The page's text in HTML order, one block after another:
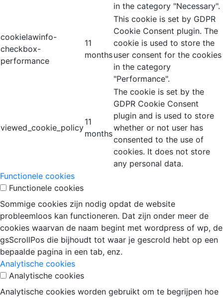
in the category "Necessary".
cookielawinfo-
checkbox-
performance
11
months
This cookie is set by GDPR
Cookie Consent plugin. The
cookie is used to store the
user consent for the cookies
in the category
"Performance".
viewed_cookie_policy
11
months
The cookie is set by the
GDPR Cookie Consent
plugin and is used to store
whether or not user has
consented to the use of
cookies. It does not store
any personal data.
Functionele cookies
Functionele cookies
Sommige cookies zijn nodig opdat de website
probleemloos kan functioneren. Dat zijn onder meer de
cookies waarvan de naam begint met wordpress of wp, de
gsScrollPos die bijhoudt tot waar je gescrold hebt op een
bepaalde pagina in een tab, enz.
Analytische cookies
Analytische cookies
Analytische cookies worden gebruikt om te begrijpen hoe